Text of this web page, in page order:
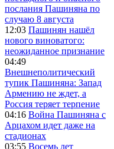
послания Пашиняна по
случаю 8 августа
12:03 Пашинян нашёл
нового виноватого:
неожиданное признание
04:49
Внешнеполитический
тупик Пашиняна: Запад
Армению не ждет, а
Россия теряет терпение
04:16 Война Пашиняна с
Арцахом идет даже на
стадионах
03:55 Восемь лет